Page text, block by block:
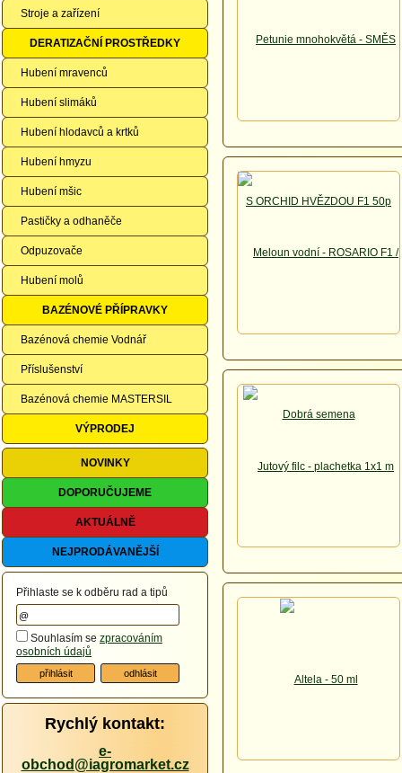
Stroje a zařízení
DERATIZAČNÍ PROSTŘEDKY
Hubení mravenců
Hubení slimáků
Hubení hlodavců a krtků
Hubení hmyzu
Hubení mšic
Pastičky a odhaněče
Odpuzovače
Hubení molů
BAZÉNOVÉ PŘÍPRAVKY
Bazénová chemie Vodnář
Příslušenství
Bazénová chemie MASTERSIL
VÝPRODEJ
NOVINKY
DOPORUČUJEME
AKTUÁLNĚ
NEJPRODÁVANĚJŠÍ
Přihlaste se k odběru rad a tipů
Souhlasím se zpracováním
osobních údajů
Rychlý kontakt:
e-
obchod@iagromarket.cz